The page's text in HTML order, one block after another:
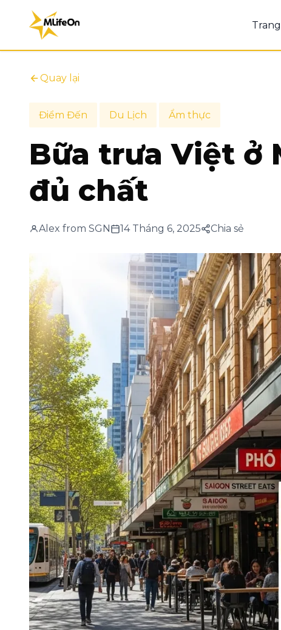
Quay lại
Điểm Đến Du Lịch Ẩm thực
Bữa trưa Việt ở
đủ chất
Alex from SGN 14 Tháng 6, 2025 Chia sẻ